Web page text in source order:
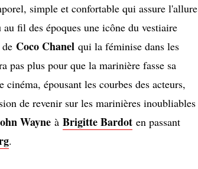
simple et confortable qui assure l'allure
fil des époques une icône du vestiaire
Coco Chanel qui la féminise dans les
pas plus pour que la marinière fasse sa
cinéma, épousant les courbes des acteurs,
de revenir sur les marinières inoubliables
Wayne à Brigitte Bardot en passant
.